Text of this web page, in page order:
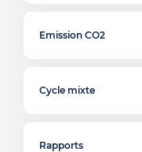
Emission CO2
Cycle mixte
Rapports